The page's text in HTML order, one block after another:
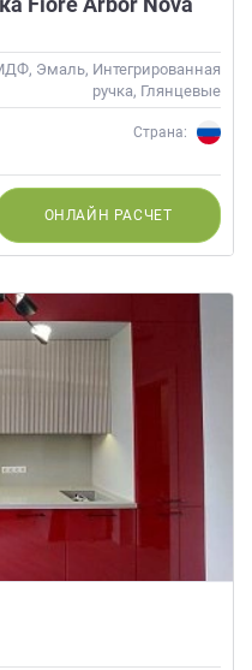
Эмаль, Интегрированная
ручка, Глянцевые
Страна:
ОНЛАЙН РАСЧЕТ